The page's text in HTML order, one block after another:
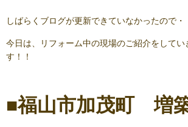
しばらくブログが更新できていなかったので・
今日は、リフォーム中の現場のご紹介をしてい
す！！
■福山市加茂町 増